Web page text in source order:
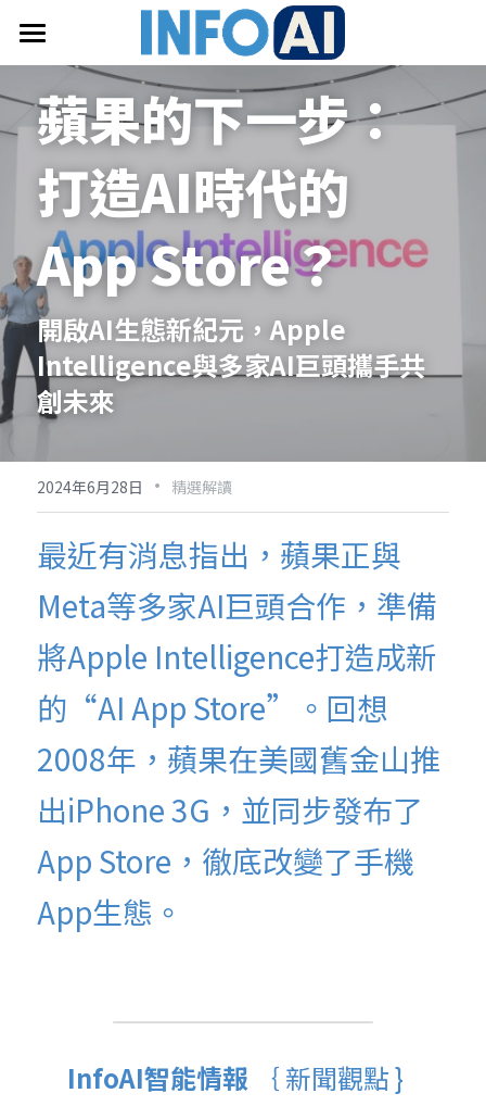
首頁
關於InfoAI
訂閱電子報
最新文章
搜索
email聯絡
蘋果的下一步：
打造AI時代的
App Store？
開啟AI生態新紀元，Apple
Intelligence與多家AI巨頭攜手共
創未來
2024年6月28日 · 精選解讀
最近有消息指出，蘋果正與
Meta等多家AI巨頭合作，準備
將Apple Intelligence打造成新
的“AI App Store”。回想
2008年，蘋果在美國舊金山推
出iPhone 3G，並同步發布了
App Store，徹底改變了手機
App生態。
InfoAI智能情報 ｛ 新聞觀點 }